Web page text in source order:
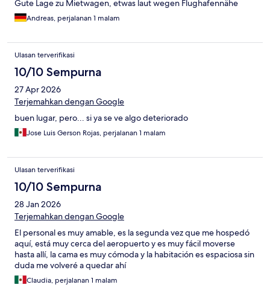
Gute Lage zu Mietwagen, etwas laut wegen Flughafennähe
Andreas, perjalanan 1 malam
Ulasan terverifikasi
10/10 Sempurna
27 Apr 2026
Terjemahkan dengan Google
buen lugar, pero... si ya se ve algo deteriorado
Jose Luis Gerson Rojas, perjalanan 1 malam
Ulasan terverifikasi
10/10 Sempurna
28 Jan 2026
Terjemahkan dengan Google
El personal es muy amable, es la segunda vez que me hospedó
aquí, está muy cerca del aeropuerto y es muy fácil moverse
hasta allí, la cama es muy cómoda y la habitación es espaciosa sin
duda me volveré a quedar ahí
Claudia, perjalanan 1 malam